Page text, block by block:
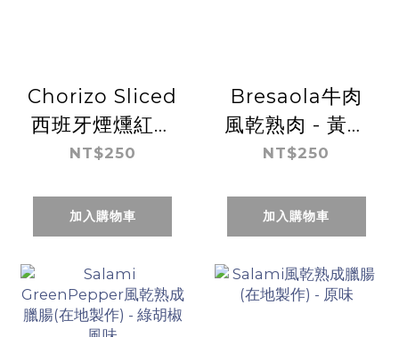
Chorizo Sliced
西班牙煙燻紅椒
風乾臘腸(在地
NT$250
加入購物車
Bresaola牛肉
風乾熟肉 - 黃芥
末風味(在地製
NT$250
加入購物車